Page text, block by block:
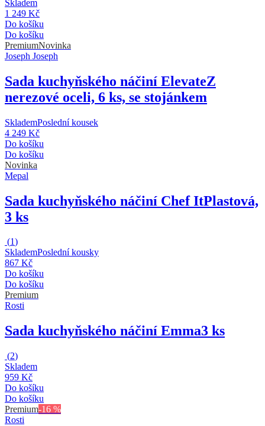
Skladem
1 249 Kč
Do košíku
Do košíku
PremiumNovinka
Joseph Joseph
Sada kuchyňského náčiní ElevateZ
nerezové oceli, 6 ks, se stojánkem
SklademPoslední kousek
4 249 Kč
Do košíku
Do košíku
Novinka
Mepal
Sada kuchyňského náčiní Chef ItPlastová,
3 ks
(1)
SklademPoslední kousky
867 Kč
Do košíku
Do košíku
Premium
Rosti
Sada kuchyňského náčiní Emma3 ks
(2)
Skladem
959 Kč
Do košíku
Do košíku
Premium-16 %
Rosti